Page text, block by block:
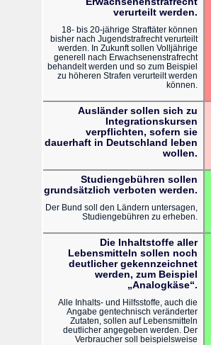
verurteilt werden.
18- bis 20-jährige Straftäter können
bisher nach Jugendstrafrecht verurteilt
werden. In Zukunft sollen Volljährige
generell nach Erwachsenenstrafrecht
behandelt werden und so zum Beispiel
zu höheren Strafen verurteilt werden
können.
Ausländer sollen sich zu
Integrationskursen
verpflichten, sofern sie
dauerhaft in Deutschland leben
wollen.
Studiengebühren sollen
grundsätzlich verboten werden.
Der Bund soll den Ländern untersagen,
Studiengebühren zu erheben.
Die Inhaltstoffe aller
Lebensmitteln sollen noch
deutlicher gekennzeichnet
werden, zum Beispiel
„Analogkäse“.
Alle Inhalts- und Hilfsstoffe, auch die
Angabe gentechnisch veränderter
Zutaten, sollen auf Lebensmitteln
deutlicher angegeben werden. Der
Verbraucher soll beispielsweise